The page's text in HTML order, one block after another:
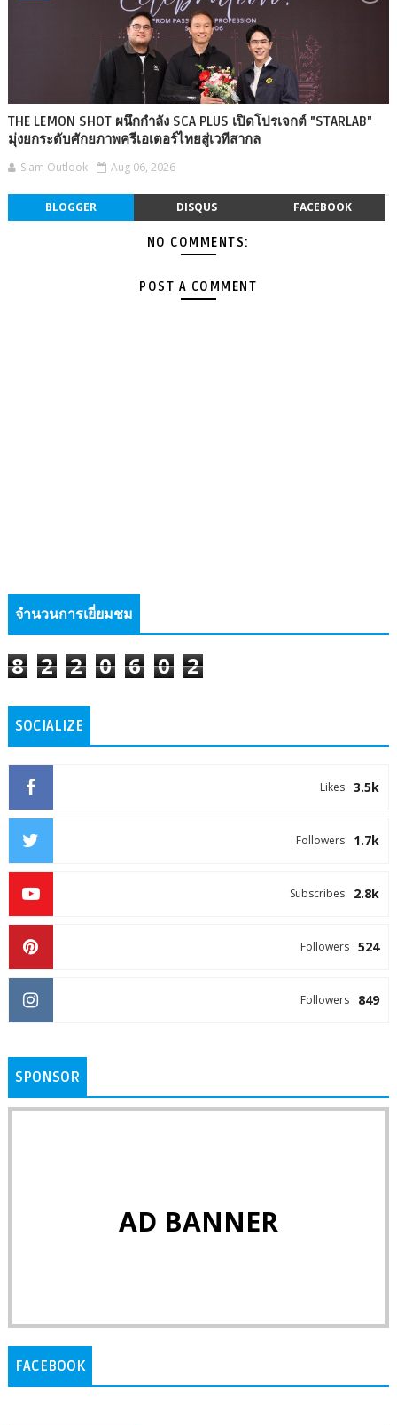
THE LEMON SHOT ผนึกกำลัง SCA PLUS เปิดโปรเจกต์ "STARLAB"
มุ่งยกระดับศักยภาพครีเอเตอร์ไทยสู่เวทีสากล
Siam Outlook Aug 06, 2026
BLOGGER DISQUS FACEBOOK
NO COMMENTS:
POST A COMMENT
จำนวนการเยี่ยมชม
8 2 2 0 6 0 2
SOCIALIZE
3.5k
Likes
1.7k
Followers
2.8k
Subscribes
524
Followers
849
Followers
SPONSOR
AD BANNER
FACEBOOK